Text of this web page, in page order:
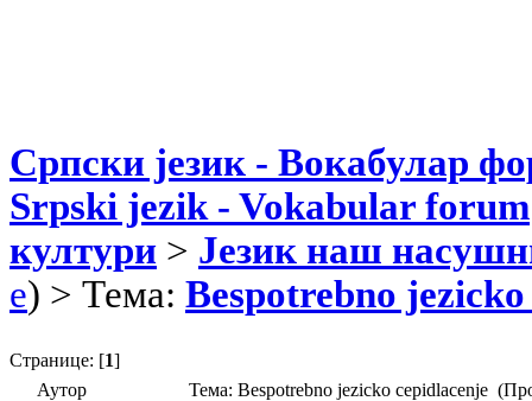
Српски језик - Вокабулар
Srpski jezik - Vokabular forum
култури > Језик наш
e) > Тема: Bespotrebno
Странице: [1]
Аутор
Тема: Bespotrebno jezicko cepidlacenje